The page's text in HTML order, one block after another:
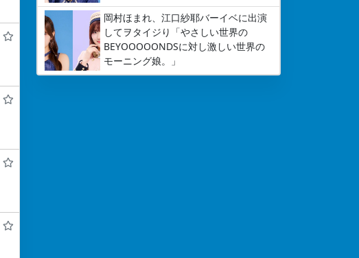
岡村ほまれ、江口紗耶バーイベに出演
してヲタイジり「やさしい世界の
BEYOOOOONDSに対し激しい世界の
モーニング娘。」